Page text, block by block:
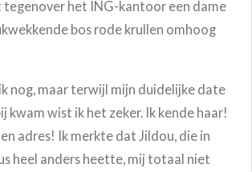
tegenover het ING-kantoor een dame
bos rode krullen omhoog
nog, maar terwijl mijn duidelijke date
kwam wist ik het zeker. Ik kende haar!
adres! Ik merkte dat Jildou, die in
heel anders heette, mij totaal niet